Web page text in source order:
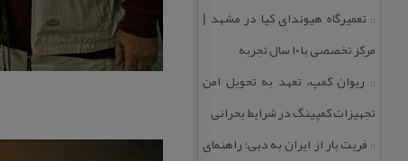
:: تعمیرگاه هیوندای كیا در مشهد |
مركز تخصصی با ۱۰ سال تجربه
:: ریوان كمپ، تعهد به تحویل امن
تجهیزات كمپینگ در شرایط بحرانی
:: فریت بار از ایران به دبی؛ راهنمای